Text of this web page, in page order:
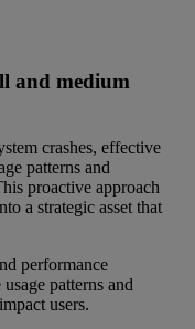
and medium
crashes, effective
patterns and
proactive approach
a strategic asset that
performance
patterns and
users.